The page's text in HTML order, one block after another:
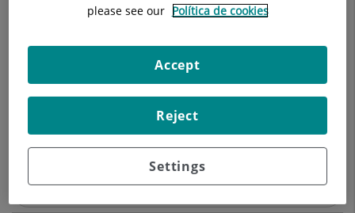
FACULTATIU ESPECIALISTA MEDICINA FÍSICA I
Medicina Física i Rehabilitació
please see our Política de cookies
Settings
Reject
Accept